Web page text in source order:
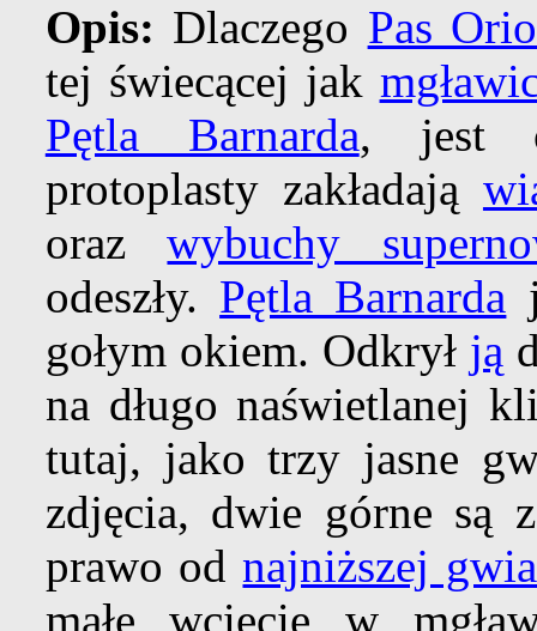
Opis: Dlaczego Pas
tej świecącej jak
Pętla Barnarda, jest
protoplasty zakładają
orazwybuchy
odeszły. Pętla Barnarda
gołym okiem. Odkrył ją
na długo naświetlanej
tutaj, jako trzy jasne
zdjęcia, dwie górne są
prawo od najniższej
małe wcięcie w